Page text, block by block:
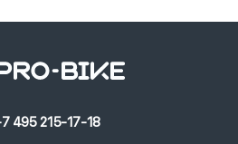
495 215-17-18